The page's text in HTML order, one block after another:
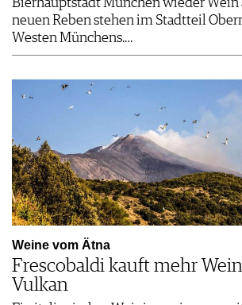
Bierhauptstadt München wieder Wein
neuen Reben stehen im Stadtteil
Westen Münchens.…
Weine vom Ätna
Frescobaldi kauft mehr
Vulkan